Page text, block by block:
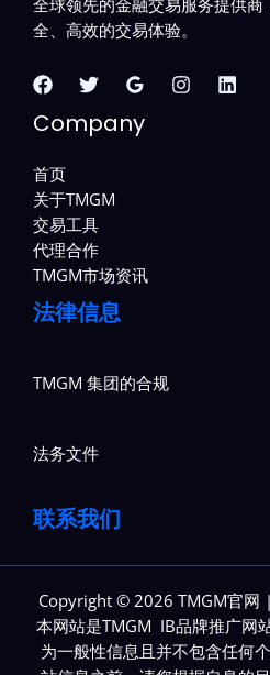
全、高效的交易体验。
Company
首页
关于TMGM
交易工具
代理合作
TMGM市场资讯
法律信息
TMGM 集团的合规
法务文件
联系我们
Copyright © 2026 TMGM官网
本网站是TMGM IB品牌推广网
为一般性信息且并不包含任何